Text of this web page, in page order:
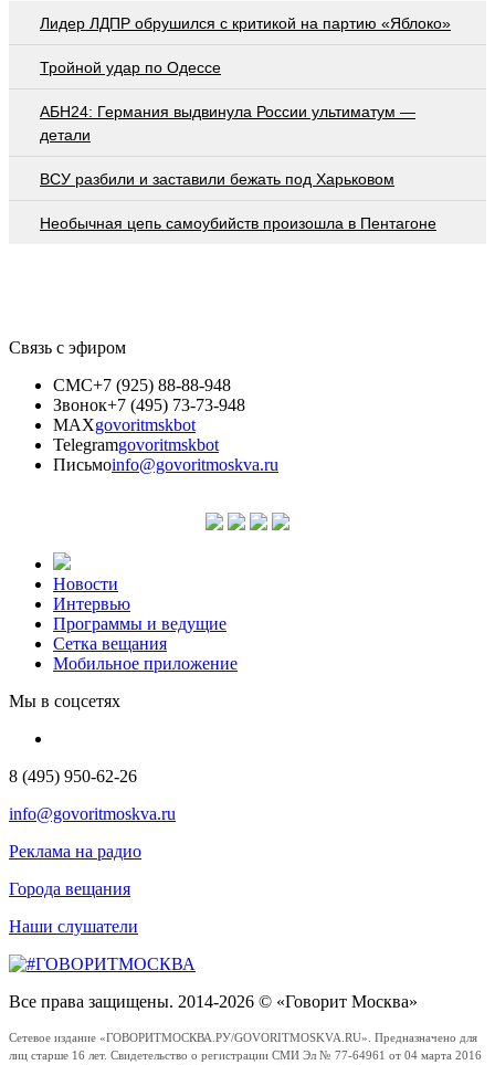
Лидер ЛДПР обрушился с критикой на партию «Яблоко»
Тройной удар по Одессe
АБН24: Германия выдвинула России ультиматум —
детали
ВСУ разбили и заставили бежать под Харьковом
Необычная цепь самоубийств произошла в Пентагоне
Связь с эфиром
СМС+7 (925) 88-88-948
Звонок+7 (495) 73-73-948
MAXgovoritmskbot
Telegramgovoritmskbot
Письмоinfo@govoritmoskva.ru
Новости
Интервью
Программы и ведущие
Сетка вещания
Мобильное приложение
Мы в соцсетях
8 (495) 950-62-26
info@govoritmoskva.ru
Реклама на радио
Города вещания
Наши слушатели
Все права защищены. 2014-2026 © «Говорит Москва»
Сетевое издание «ГОВОРИТМОСКВА.РУ/GOVORITMOSKVA.RU». Предназначено для
лиц старше 16 лет. Свидетельство о регистрации СМИ Эл № 77-64961 от 04 марта 2016